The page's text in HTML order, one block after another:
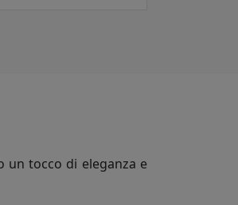
un tocco di eleganza e